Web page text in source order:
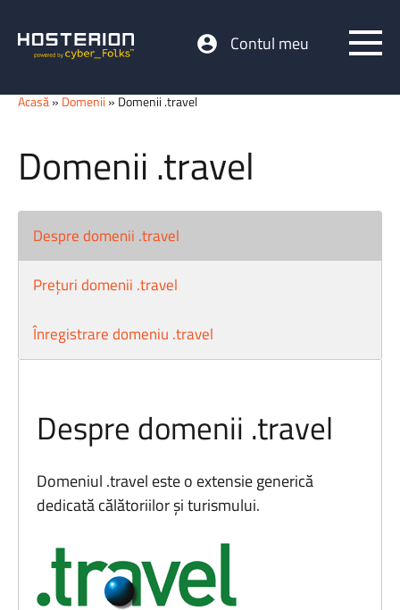
Contul meu
Acasă» Domenii » Domenii .travel
Domenii .travel
Despre domenii .travel
Prețuri domenii .travel
Înregistrare domeniu .travel
Despre domenii .travel
Domeniul .travel este o extensie generică
dedicată călătoriilor și turismului.